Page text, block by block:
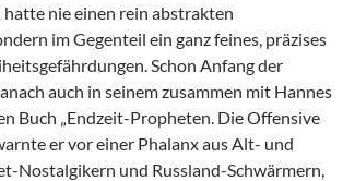
hatte nie einen rein abstrakten
im Gegenteil ein ganz feines, präzises
Schon Anfang der
auch in seinem zusammen mit Hannes
Buch „Endzeit-Propheten. Die Offensive
er vor einer Phalanx aus Alt- und
Nostalgikern und Russland-Schwärmern,